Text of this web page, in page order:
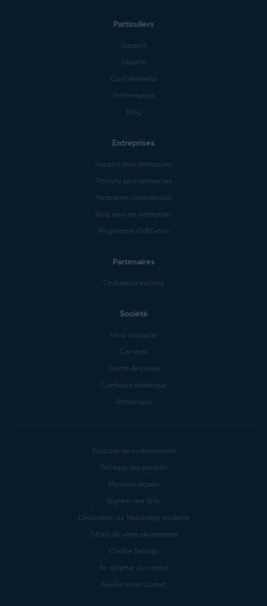
Particuliers
Support
Sécurité
Confidentialité
Performances
Blog
Entreprises
Support pour entreprises
Produits pour entreprises
Partenaires commerciaux
Blog pour les entreprises
Programme d’affiliation
Partenaires
Opérateurs mobiles
Société
Nous contacter
Carrières
Centre de presse
Confiance numérique
Technologie
Politique de confidentialité
Politique des produits
Mentions légales
Signaler une faille
Déclaration sur l’esclavage moderne
Détails de votre abonnement
Cookie Settings
Se rétracter du contrat
Résilier votre contrat